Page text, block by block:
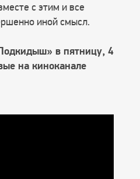
с этим и все
иной смысл.
в пятницу, 4
на киноканале